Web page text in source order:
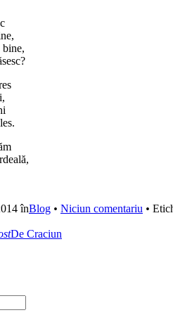
bine,
înBlog • Niciun comentariu •
De Craciun